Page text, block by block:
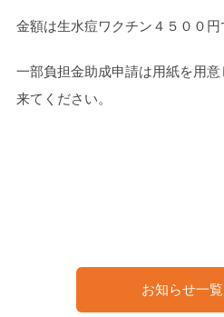
金額は生水痘ワクチン４５００円
一部負担金助成申請は用紙を用
来てください。
お知らせ一